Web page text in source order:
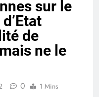
sur le
de
ne le
0 1 Mins